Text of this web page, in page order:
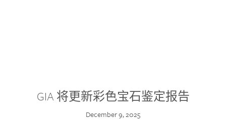
GIA 将更新彩色宝石鉴定报告
December 9, 2025